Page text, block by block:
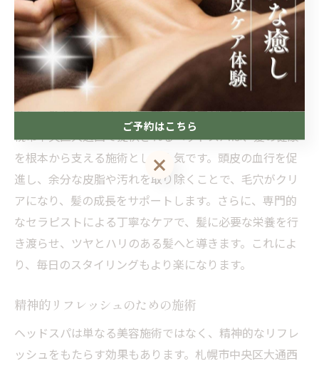
できるメンタルヘルスの強化が期待されます。日々の忙
しさの中で、自分自身に心と体のリフレッシュをプレゼ
ントする絶好の機会を提供します。
美しい髪を育むためのヘッドスパ
美しい髪を保つためには、頭皮の健康が不可欠です。札
幌市中央区大通西で提供されるヘッドスパは、髪の健康
を根本から支える施術として人気です。頭皮の血行を促
進し、余分な皮脂や汚れを取り除くことで、毛穴がクリ
アになり、髪の成長をサポートします。さらに、専門的
なセラピストによる丁寧なケアで、髪に必要な栄養を行
き渡らせ、ツヤとハリのある髪へと導きます。これによ
り、毎日のスタイリングもより楽になります。
精神的リフレッシュのための施術
ヘッドスパは単なる美容施術ではなく、精神的なリフレ
ッシュをもたらす効果もあります。札幌市中央区大通西
ご予約はこちら
ご予約はこちら